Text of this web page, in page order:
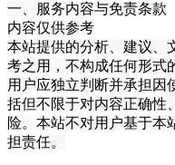
一、服务内容与免责条款
内容仅供参考
本站提供的分析、建议、
考之用，不构成任何形式
用户应独立判断并承担因
括但不限于对内容正确性
险。本站不对用户基于本
担责任。